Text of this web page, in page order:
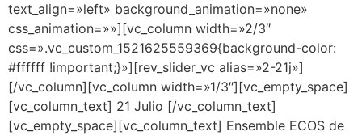
text_align=»left» background_animation=»none»
css_animation=»»][vc_column width=»2/3″
css=».vc_custom_1521625559369{background-color:
#ffffff !important;}»][rev_slider_vc alias=»2-21j»]
[/vc_column][vc_column width=»1/3″][vc_empty_space]
[vc_column_text] 21 Julio [/vc_column_text]
[vc_empty_space][vc_column_text] Ensemble ECOS de